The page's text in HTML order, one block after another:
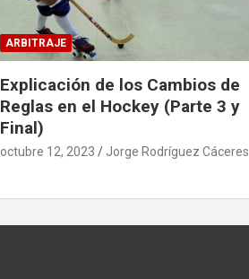
ARBITRAJE
Explicación de los Cambios de
Reglas en el Hockey (Parte 3 y
Final)
octubre 12, 2023 Jorge Rodríguez Cáceres